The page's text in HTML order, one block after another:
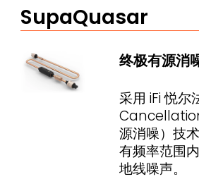
SupaQuasar
终极有源消
采用 iFi 悦
源消噪）技
有频率范围
地线噪声。